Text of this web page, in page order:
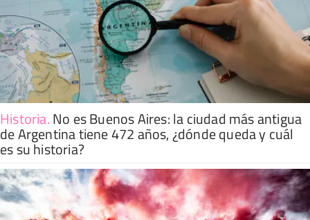
Historia.No es Buenos Aires: la ciudad más antigua
de Argentina tiene 472 años, ¿dónde queda y cuál
es su historia?